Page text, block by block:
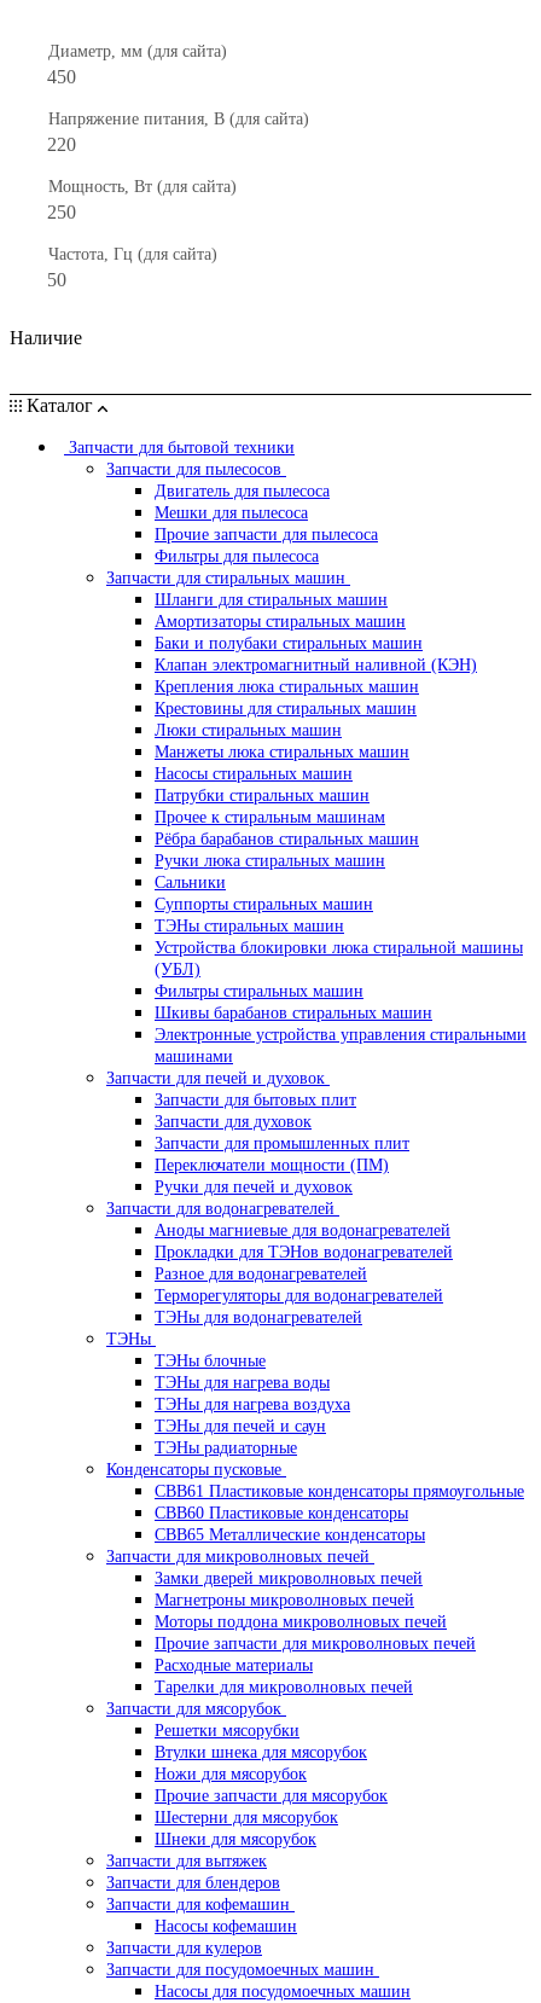
Диаметр, мм (для сайта)
450
Напряжение питания, В (для сайта)
220
Мощность, Вт (для сайта)
250
Частота, Гц (для сайта)
50
Наличие
Каталог
Запчасти для бытовой техники
Запчасти для пылесосов
Двигатель для пылесоса
Мешки для пылесоса
Прочие запчасти для пылесоса
Фильтры для пылесоса
Запчасти для стиральных машин
Шланги для стиральных машин
Амортизаторы стиральных машин
Баки и полубаки стиральных машин
Клапан электромагнитный наливной (КЭН)
Крепления люка стиральных машин
Крестовины для стиральных машин
Люки стиральных машин
Манжеты люка стиральных машин
Насосы стиральных машин
Патрубки стиральных машин
Прочее к стиральным машинам
Рёбра барабанов стиральных машин
Ручки люка стиральных машин
Сальники
Суппорты стиральных машин
ТЭНы стиральных машин
Устройства блокировки люка стиральной машины
(УБЛ)
Фильтры стиральных машин
Шкивы барабанов стиральных машин
Электронные устройства управления стиральными
машинами
Запчасти для печей и духовок
Запчасти для бытовых плит
Запчасти для духовок
Запчасти для промышленных плит
Переключатели мощности (ПМ)
Ручки для печей и духовок
Запчасти для водонагревателей
Аноды магниевые для водонагревателей
Прокладки для ТЭНов водонагревателей
Разное для водонагревателей
Терморегуляторы для водонагревателей
ТЭНы для водонагревателей
ТЭНы
ТЭНы блочные
ТЭНы для нагрева воды
ТЭНы для нагрева воздуха
ТЭНы для печей и саун
ТЭНы радиаторные
Конденсаторы пусковые
CBB61 Пластиковые конденсаторы прямоугольные
CBB60 Пластиковые конденсаторы
CBB65 Металлические конденсаторы
Запчасти для микроволновых печей
Замки дверей микроволновых печей
Магнетроны микроволновых печей
Моторы поддона микроволновых печей
Прочие запчасти для микроволновых печей
Расходные материалы
Тарелки для микроволновых печей
Запчасти для мясорубок
Решетки мясорубки
Втулки шнека для мясорубок
Ножи для мясорубок
Прочие запчасти для мясорубок
Шестерни для мясорубок
Шнеки для мясорубок
Запчасти для вытяжек
Запчасти для блендеров
Запчасти для кофемашин
Насосы кофемашин
Запчасти для кулеров
Запчасти для посудомоечных машин
Насосы для посудомоечных машин